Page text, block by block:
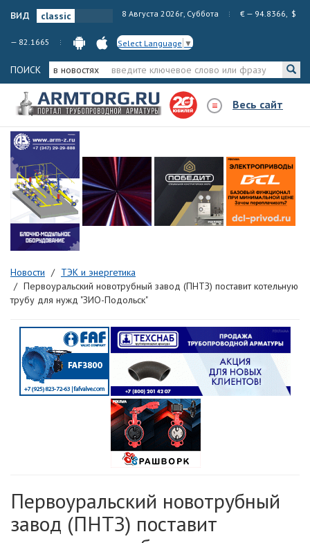
вид 8 Августа 2026г, Суббота € — 94.8366, $
— 82.1665 Select Language ▼
ПОИСК в новостях
Весь сайт
Новости
ТЭК и энергетика
Первоуральский новотрубный завод (ПНТЗ) поставит котельную
трубу для нужд "ЗИО-Подольск"
Первоуральский новотрубный
завод (ПНТЗ) поставит